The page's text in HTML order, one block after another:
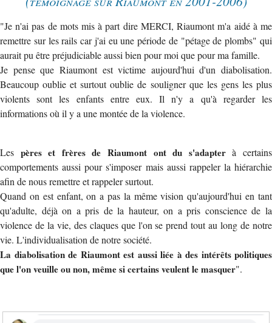
"Je n'ai pas de mots mis à part dire MERCI, Riaumont m'a aidé à me
remettre sur les rails car j'ai eu une période de "pétage de plombs" qui
aurait pu être préjudiciable aussi bien pour moi que pour ma famille.
Je pense que Riaumont est victime aujourd'hui d'un diabolisation.
Beaucoup oublie et surtout oublie de souligner que les gens les plus
violents sont les enfants entre eux. Il n'y a qu'à regarder les
informations où il y a une montée de la violence.
Les pères et frères de Riaumont ont du s'adapterà certains
comportements aussi pour s'imposer mais aussi rappeler la hiérarchie
afin de nous remettre et rappeler surtout.
Quand on est enfant, on a pas la même vision qu'aujourd'hui en tant
qu'adulte, déjà on a pris de la hauteur, on a pris conscience de la
violence de la vie, des claques que l'on se prend tout au long de notre
vie. L'individualisation de notre société.
La diabolisation de Riaumont est aussi liée à des intérêts politiques
que l'on veuille ou non, même si certains veulent le masquer".